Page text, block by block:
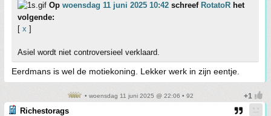
Op woensdag 11 juni 2025 10:42 schreef RotatoR het
volgende:
[ x ]
Asiel wordt niet controversieel verklaard.
Eerdmans is wel de motiekoning. Lekker werk in zijn eentje.
• woensdag 11 juni 2025 @ 22:06 • 92
Richestorags